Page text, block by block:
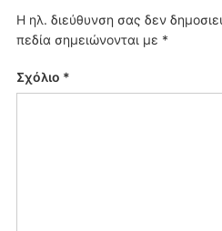
Η ηλ. διεύθυνση σας δεν
πεδία σημειώνονται με *
Σχόλιο *